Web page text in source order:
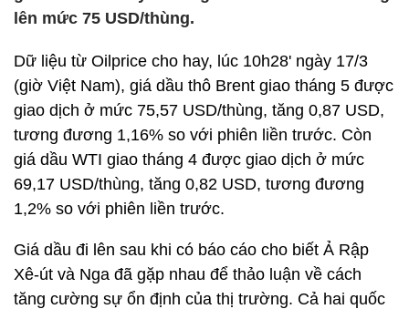
lên mức 75 USD/thùng.
Dữ liệu từ Oilprice cho hay, lúc 10h28' ngày 17/3
(giờ Việt Nam), giá dầu thô Brent giao tháng 5 được
giao dịch ở mức 75,57 USD/thùng, tăng 0,87 USD,
tương đương 1,16% so với phiên liền trước. Còn
giá dầu WTI giao tháng 4 được giao dịch ở mức
69,17 USD/thùng, tăng 0,82 USD, tương đương
1,2% so với phiên liền trước.
Giá dầu đi lên sau khi có báo cáo cho biết Ả Rập
Xê-út và Nga đã gặp nhau để thảo luận về cách
tăng cường sự ổn định của thị trường. Cả hai quốc